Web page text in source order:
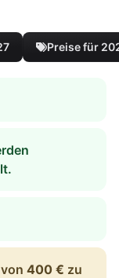
Preise für
400 € zu